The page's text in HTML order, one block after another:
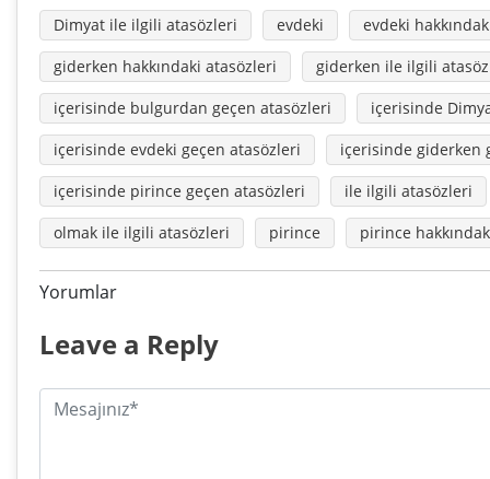
Dimyat ile ilgili atasözleri
evdeki
evdeki
giderken hakkındaki atasözleri
giderken ile ilgili
içerisinde bulgurdan geçen atasözleri
içerisinde
içerisinde evdeki geçen atasözleri
içerisinde giderken
içerisinde pirince geçen atasözleri
ile ilgili atasözleri
olmak ile ilgili atasözleri
pirince pirince
Yorumlar
Leave a Reply